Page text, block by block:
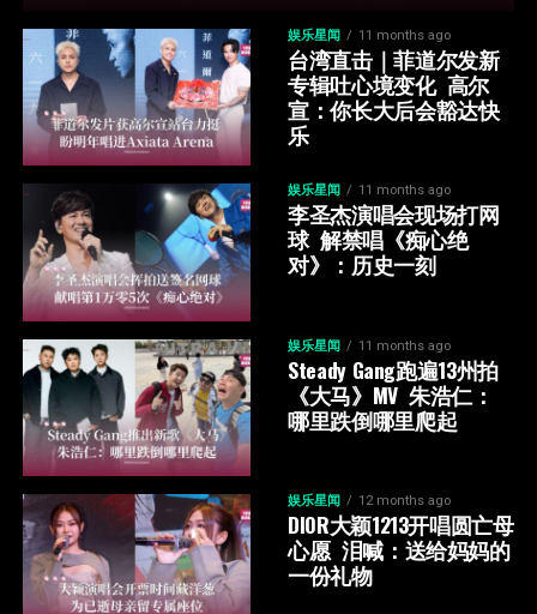
娱乐星闻 11 months ago
台湾直击｜菲道尔发新
专辑吐心境变化  高尔
宣：你长大后会豁达快
乐
娱乐星闻 11 months ago
李圣杰演唱会现场打网
球  解禁唱《痴心绝
对》：历史一刻
娱乐星闻 11 months ago
Steady Gang跑遍13州拍
《大马》MV  朱浩仁：
哪里跌倒哪里爬起
娱乐星闻 12 months ago
DIOR大颖1213开唱圆亡母
心愿  泪喊：送给妈妈的
一份礼物